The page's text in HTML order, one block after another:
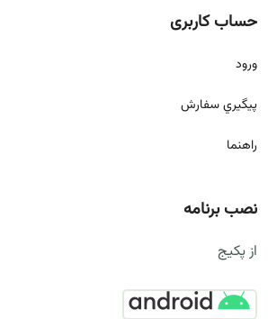
حساب کاربری
ورود
پيگيري سفارش
راهنما
نصب برنامه
از پکیج